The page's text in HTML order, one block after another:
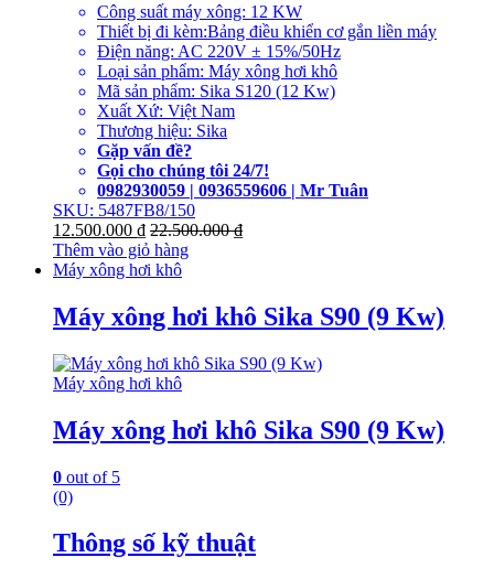
Công suất máy xông: 12 KW
Thiết bị đi kèm:Bảng điều khiển cơ gắn liền máy
Điện năng: AC 220V ± 15%/50Hz
Loại sản phẩm: Máy xông hơi khô
Mã sản phẩm: Sika S120 (12 Kw)
Xuất Xứ: Việt Nam
Thương hiệu: Sika
Gặp vấn đề?
Gọi cho chúng tôi 24/7!
0982930059 | 0936559606 | Mr Tuân
SKU: 5487FB8/150
12.500.000 ₫ 22.500.000₫
Thêm vào giỏ hàng
Máy xông hơi khô
Máy xông hơi khô Sika S90 (9 Kw)
Máy xông hơi khô
Máy xông hơi khô Sika S90 (9 Kw)
0 out of 5
(0)
Thông số kỹ thuật